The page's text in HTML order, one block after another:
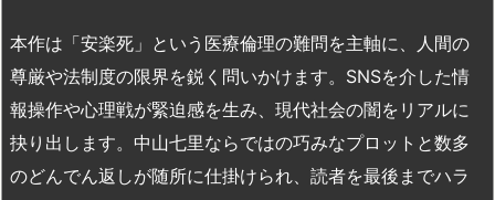
本作は「安楽死」という医療倫理の難問を主軸に、人間の
尊厳や法制度の限界を鋭く問いかけます​。SNSを介した情
報操作や心理戦が緊迫感を生み、現代社会の闇をリアルに
抉り出します​。中山七里ならではの巧みなプロットと数多
のどんでん返しが随所に仕掛けられ、読者を最後までハラ